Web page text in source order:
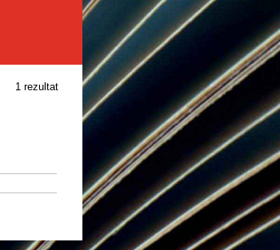
1 rezultat